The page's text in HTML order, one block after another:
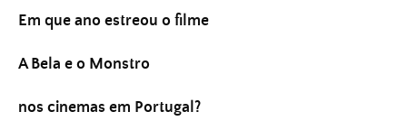
Em que ano estreou o filme
A Bela e o Monstro
nos cinemas em Portugal?